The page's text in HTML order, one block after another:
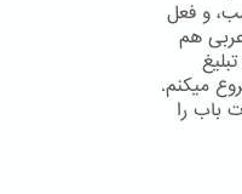
"و لا کان بیدارَ بعد 10 شب، و فعل
هم
میکنم.
را